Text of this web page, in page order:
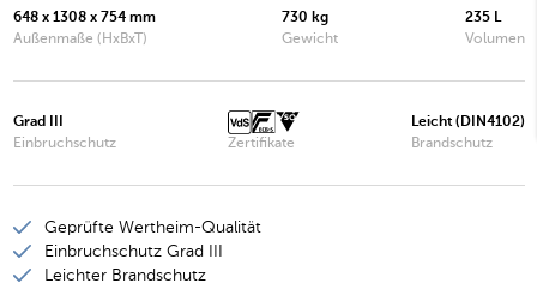
Wertheim Einschwenktürtresor CWP0901
Wertheim Einschwenktürtresor CWP0902
648 x 1308 x 754 mm
Außenmaße (HxBxT)
730 kg
Gewicht
235 L
Volumen
Grad III
Einbruchschutz
Zertifikate
Leicht (DIN4102)
Brandschutz
Geprüfte Wertheim-Qualität
Einbruchschutz Grad III
Leichter Brandschutz